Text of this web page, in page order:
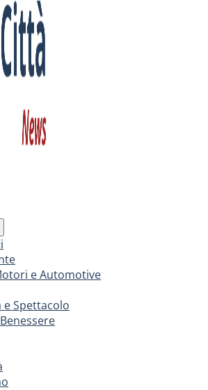
e Automotive
e Spettacolo